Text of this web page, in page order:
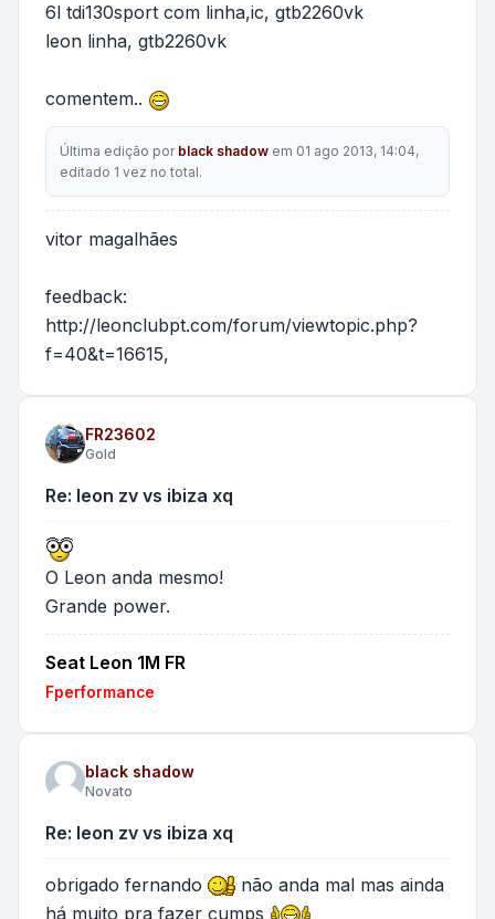
6l tdi130sport com linha,ic, gtb2260vk
leon linha, gtb2260vk
comentem..
Última edição por black shadow em 01 ago 2013, 14:04,
editado 1 vez no total.
vitor magalhães
feedback:
http://leonclubpt.com/forum/viewtopic.php?
f=40&t=16615,
FR23602
Gold
Re: leon zv vs ibiza xq
O Leon anda mesmo!
Grande power.
Seat Leon 1M FR
Fperformance
black shadow
Novato
Re: leon zv vs ibiza xq
obrigado fernando
não anda mal mas ainda
há muito pra fazer cumps